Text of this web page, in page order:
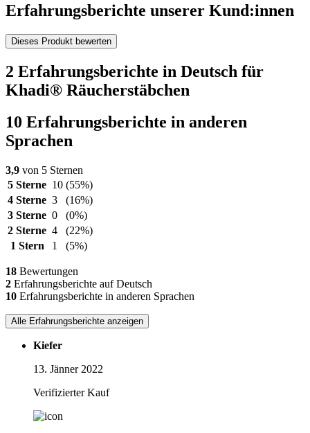
Erfahrungsberichte unserer Kund:innen
Dieses Produkt bewerten
2 Erfahrungsberichte in Deutsch für
Khadi® Räucherstäbchen
10 Erfahrungsberichte in anderen
Sprachen
3,9 von 5 Sternen
5 Sterne 10 (55%)
4 Sterne 3
(16%)
3 Sterne 0
(0%)
2 Sterne 4
(22%)
1 Stern
1 (5%)
18 Bewertungen
2 Erfahrungsberichte auf Deutsch
10 Erfahrungsberichte in anderen Sprachen
Alle Erfahrungsberichte anzeigen
Kiefer
13. Jänner 2022
Verifizierter Kauf